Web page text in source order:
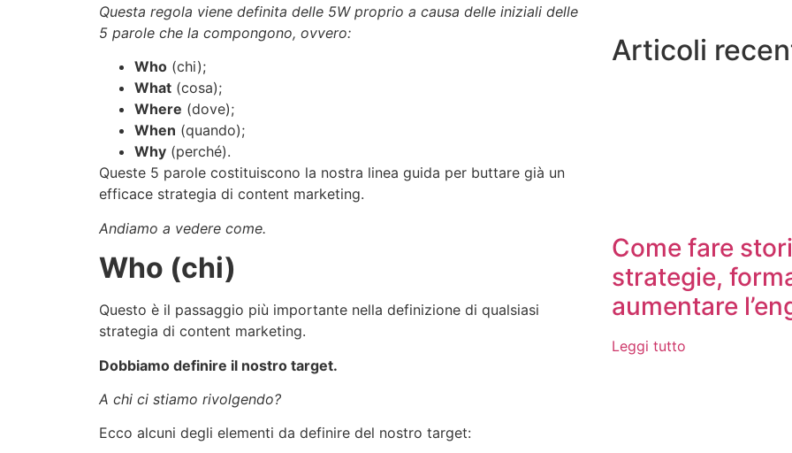
Questa regola viene definita delle 5W proprio a causa delle iniziali delle
5 parole che la compongono, ovvero:
Who (chi);
What (cosa);
Where (dove);
When (quando);
Why (perché).
Queste 5 parole costituiscono la nostra linea guida per buttare già un
efficace strategia di content marketing.
Andiamo a vedere come.
Who (chi)
Questo è il passaggio più importante nella definizione di qualsiasi
strategia di content marketing.
Dobbiamo definire il nostro target.
A chi ci stiamo rivolgendo?
Ecco alcuni degli elementi da definire del nostro target:
Articoli
Come fare
strategie,
aumentare
Leggi tutto